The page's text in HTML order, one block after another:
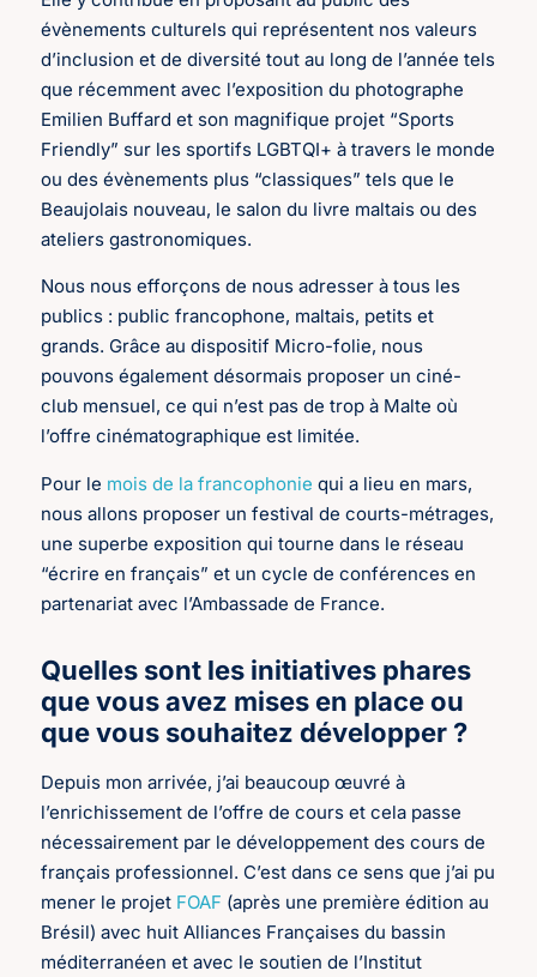
évènements culturels qui représentent nos valeurs
d’inclusion et de diversité tout au long de l’année tels
que récemment avec l’exposition du photographe
Emilien Buffard et son magnifique projet “Sports
Friendly” sur les sportifs LGBTQI+ à travers le monde
ou des évènements plus “classiques” tels que le
Beaujolais nouveau, le salon du livre maltais ou des
ateliers gastronomiques.
Nous nous efforçons de nous adresser à tous les
publics : public francophone, maltais, petits et
grands. Grâce au dispositif Micro-folie, nous
pouvons également désormais proposer un ciné-
club mensuel, ce qui n’est pas de trop à Malte où
l’offre cinématographique est limitée.
Pour le mois de la francophonie qui a lieu en mars,
nous allons proposer un festival de courts-métrages,
une superbe exposition qui tourne dans le réseau
“écrire en français” et un cycle de conférences en
partenariat avec l’Ambassade de France.
Quelles sont les initiatives phares
que vous avez mises en place ou
que vous souhaitez développer ?
Depuis mon arrivée, j’ai beaucoup œuvré à
l’enrichissement de l’offre de cours et cela passe
nécessairement par le développement des cours de
français professionnel. C’est dans ce sens que j’ai pu
mener le projet FOAF (après une première édition au
Brésil) avec huit Alliances Françaises du bassin
méditerranéen et avec le soutien de l’Institut